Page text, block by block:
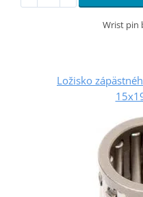
Wrist pin
Ložisko